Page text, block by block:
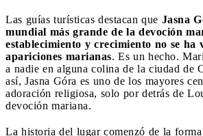
Las guías turísticas destacan que Jasna
mundial más grande de la devoción
establecimiento y crecimiento no se ha
apariciones marianas. Es un hecho.
a nadie en alguna colina de la ciudad de
así, Jasna Góra es uno de los mayores
adoración religiosa, solo por detrás de
devoción mariana.
La historia del lugar comenzó de la forma